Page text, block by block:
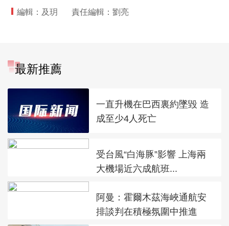
編輯：及玥 責任編輯：劉亮
最新推薦
一直升機在巴西裏約墜毀 造
成至少4人死亡
受台風“白海豚”影響 上海兩
大機場近六成航班...
阿曼：霍爾木茲海峽通航安
排談判在積極氛圍中推進